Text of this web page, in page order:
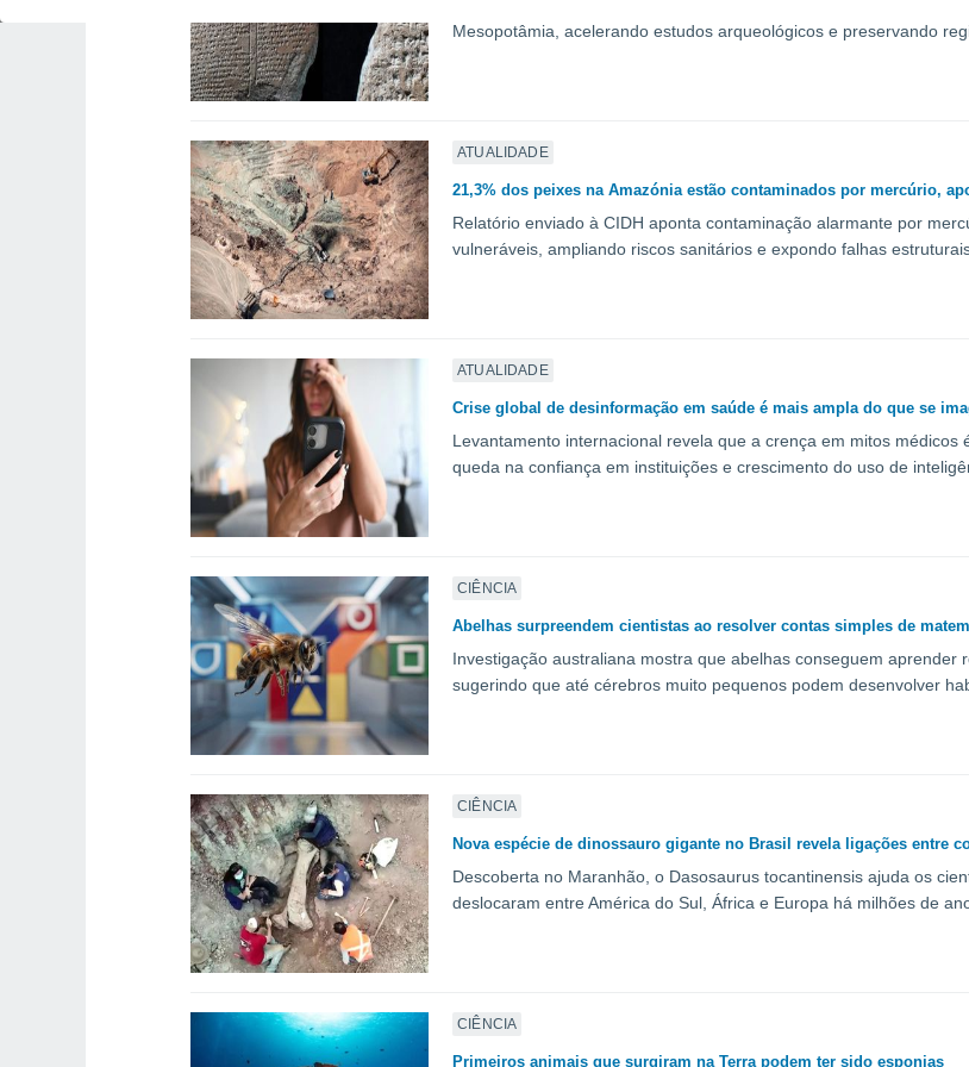
Ferramenta criada por investigadores alemães conseguiu
Mesopotâmia, acelerando estudos arqueológicos e preservando
ATUALIDADE
21,3% dos peixes na Amazónia estão contaminados por mercúrio,
Relatório enviado à CIDH aponta contaminação alarmante por
vulneráveis, ampliando riscos sanitários e expondo falhas
ATUALIDADE
Crise global de desinformação em saúde é mais ampla do que se
Levantamento internacional revela que a crença em mitos
queda na confiança em instituições e crescimento do uso de
CIÊNCIA
Abelhas surpreendem cientistas ao resolver contas simples de
Investigação australiana mostra que abelhas conseguem aprender
sugerindo que até cérebros muito pequenos podem desenvolver
CIÊNCIA
Nova espécie de dinossauro gigante no Brasil revela ligações entre
Descoberta no Maranhão, o Dasosaurus tocantinensis ajuda os
deslocaram entre América do Sul, África e Europa há milhões de
CIÊNCIA
Primeiros animais que surgiram na Terra podem ter sido esponjas